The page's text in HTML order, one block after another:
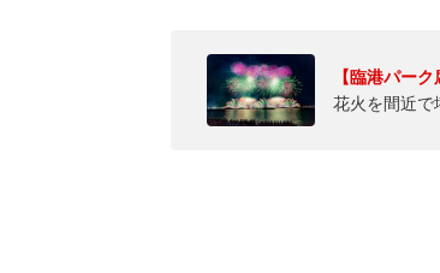
【臨港パー
花火を間近で